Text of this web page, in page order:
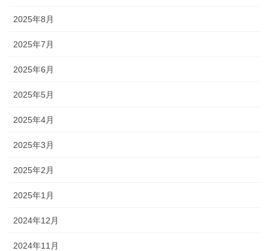
2025年8月
2025年7月
2025年6月
2025年5月
2025年4月
2025年3月
2025年2月
2025年1月
2024年12月
2024年11月